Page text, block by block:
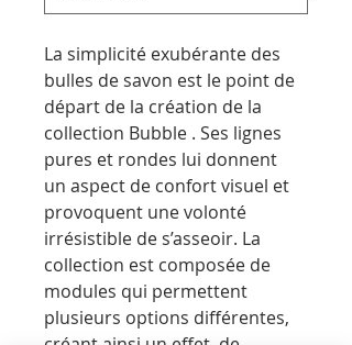
La simplicité exubérante des
bulles de savon est le point de
départ de la création de la
collection Bubble . Ses lignes
pures et rondes lui donnent
un aspect de confort visuel et
provoquent une volonté
irrésistible de s’asseoir. La
collection est composée de
modules qui permettent
plusieurs options différentes,